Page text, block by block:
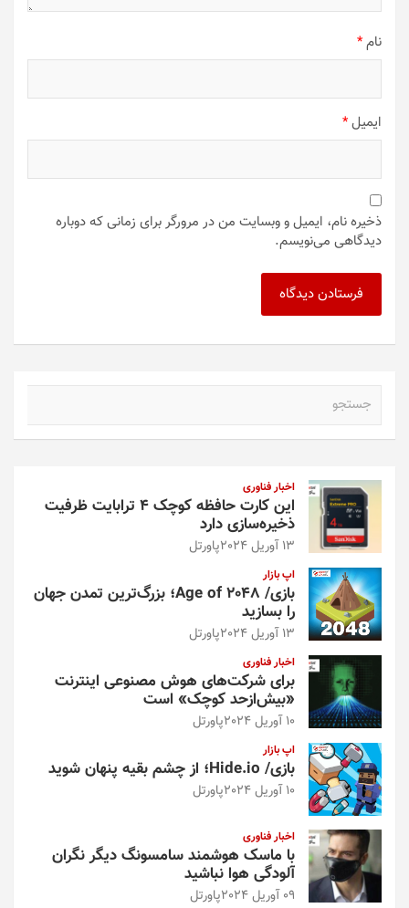
نام*
ایمیل*
ذخیره نام، ایمیل و وبسایت من در مرورگر برای زمانی که دوباره
دیدگاهی می‌نویسم.
اخبار فناوری
این کارت حافظه کوچک ۴ ترابایت ظرفیت
ذخیره‌سازی دارد
13 آوریل 2024 پاورتل
اپ بازار
بازی/ Age of 2048؛ بزرگ‌ترین تمدن جهان
را بسازید
13 آوریل 2024 پاورتل
اخبار فناوری
برای شرکت‌های هوش مصنوعی اینترنت
«بیش‌از‌حد کوچک» است
10 آوریل 2024 پاورتل
اپ بازار
بازی/ Hide.io؛ از چشم بقیه پنهان شوید
10 آوریل 2024 پاورتل
اخبار فناوری
با ماسک هوشمند سامسونگ دیگر نگران
آلودگی هوا نباشید
09 آوریل 2024 پاورتل